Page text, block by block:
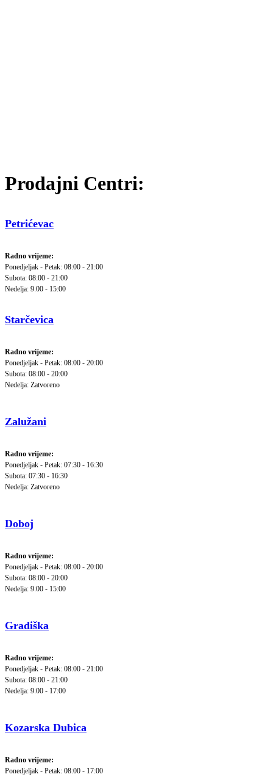
Prodajni Centri:
Petrićevac
Radno vrijeme:
Ponedjeljak - Petak: 08:00 - 21:00
Subota: 08:00 - 21:00
Nedelja: 9:00 - 15:00
Starčevica
Radno vrijeme:
Ponedjeljak - Petak: 08:00 - 20:00
Subota: 08:00 - 20:00
Nedelja: Zatvoreno
Zalužani
Radno vrijeme:
Ponedjeljak - Petak: 07:30 - 16:30
Subota: 07:30 - 16:30
Nedelja: Zatvoreno
Doboj
Radno vrijeme:
Ponedjeljak - Petak: 08:00 - 20:00
Subota: 08:00 - 20:00
Nedelja: 9:00 - 15:00
Gradiška
Radno vrijeme:
Ponedjeljak - Petak: 08:00 - 21:00
Subota: 08:00 - 21:00
Nedelja: 9:00 - 17:00
Kozarska Dubica
Radno vrijeme:
Ponedjeljak - Petak: 08:00 - 17:00